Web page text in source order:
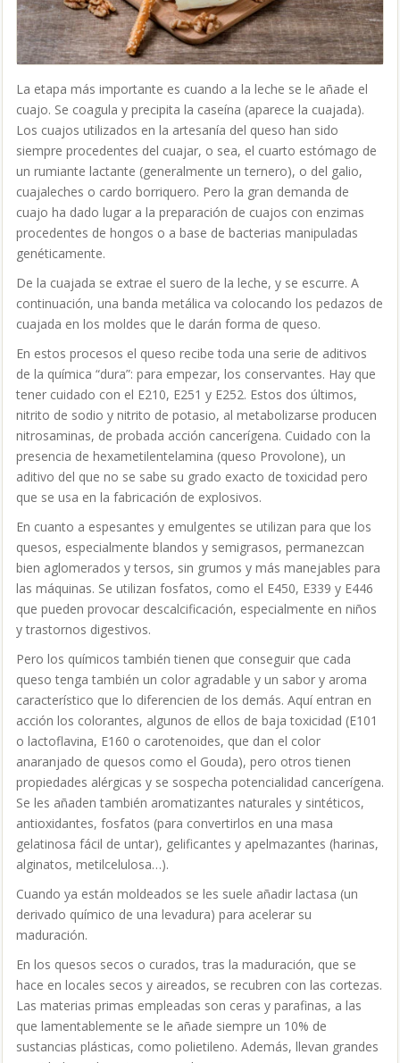
La etapa más importante es cuando a la leche se le añade el
cuajo. Se coagula y precipita la caseína (aparece la cuajada).
Los cuajos utilizados en la artesanía del queso han sido
siempre procedentes del cuajar, o sea, el cuarto estómago de
un rumiante lactante (generalmente un ternero), o del galio,
cuajaleches o cardo borriquero. Pero la gran demanda de
cuajo ha dado lugar a la preparación de cuajos con enzimas
procedentes de hongos o a base de bacterias manipuladas
genéticamente.
De la cuajada se extrae el suero de la leche, y se escurre. A
continuación, una banda metálica va colocando los pedazos de
cuajada en los moldes que le darán forma de queso.
En estos procesos el queso recibe toda una serie de aditivos
de la química “dura”: para empezar, los conservantes. Hay que
tener cuidado con el E210, E251 y E252. Estos dos últimos,
nitrito de sodio y nitrito de potasio, al metabolizarse producen
nitrosaminas, de probada acción cancerígena. Cuidado con la
presencia de hexametilentelamina (queso Provolone), un
aditivo del que no se sabe su grado exacto de toxicidad pero
que se usa en la fabricación de explosivos.
En cuanto a espesantes y emulgentes se utilizan para que los
quesos, especialmente blandos y semigrasos, permanezcan
bien aglomerados y tersos, sin grumos y más manejables para
las máquinas. Se utilizan fosfatos, como el E450, E339 y E446
que pueden provocar descalcificación, especialmente en niños
y trastornos digestivos.
Pero los químicos también tienen que conseguir que cada
queso tenga también un color agradable y un sabor y aroma
característico que lo diferencien de los demás. Aquí entran en
acción los colorantes, algunos de ellos de baja toxicidad (E101
o lactoflavina, E160 o carotenoides, que dan el color
anaranjado de quesos como el Gouda), pero otros tienen
propiedades alérgicas y se sospecha potencialidad cancerígena.
Se les añaden también aromatizantes naturales y sintéticos,
antioxidantes, fosfatos (para convertirlos en una masa
gelatinosa fácil de untar), gelificantes y apelmazantes (harinas,
alginatos, metilcelulosa…).
Cuando ya están moldeados se les suele añadir lactasa (un
derivado químico de una levadura) para acelerar su
maduración.
En los quesos secos o curados, tras la maduración, que se
hace en locales secos y aireados, se recubren con las cortezas.
Las materias primas empleadas son ceras y parafinas, a las
que lamentablemente se le añade siempre un 10% de
sustancias plásticas, como polietileno. Además, llevan grandes